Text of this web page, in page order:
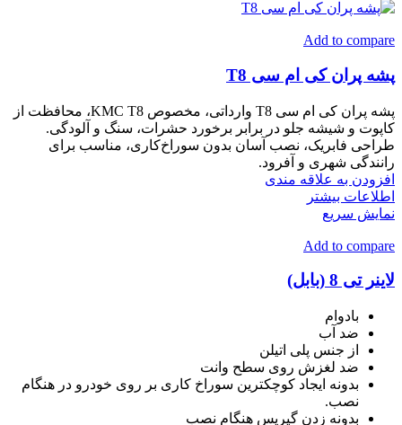
Add to compare
پشه‌ پران کی ام سی T8
پشه‌ پران کی ام سی T8 وارداتی، مخصوص KMC T8، محافظت از
کاپوت و شیشه جلو در برابر برخورد حشرات، سنگ و آلودگی.
طراحی فابریک، نصب آسان بدون سوراخ‌کاری، مناسب برای
رانندگی شهری و آفرود.
افزودن به علاقه مندی
اطلاعات بیشتر
نمایش سریع
Add to compare
لاینر تی 8 (بابل)
بادوام
ضد آب
از جنس پلی اتیلن
ضد لغزش روی سطح وانت
بدونه ایجاد کوچکترین سوراخ کاری بر روی خودرو در هنگام
نصب.
بدونه زدن گیریس هنگام نصب